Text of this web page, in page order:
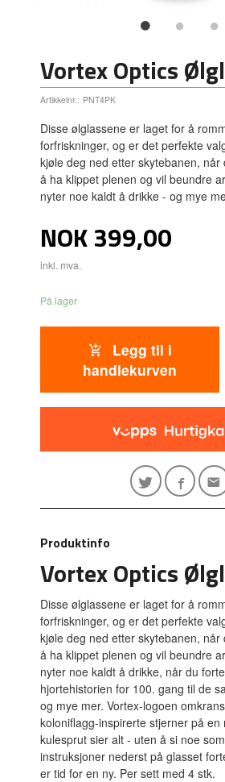
Vortex Optics
Artikkelnr.: PNT4PK
Disse ølglassene er laget for å
forfriskninger, og er det perfekte
kjøle deg ned etter skytebanen,
å ha klippet plenen og vil beundre
nyter noe kaldt å drikke - og mye
Pris
NOK399,00
inkl. mva.
På lager
Legg til i
handlekurven
Produktinfo
Vortex Optics
Disse ølglassene er laget for å
forfriskninger, og er det perfekte
kjøle deg ned etter skytebanen,
å ha klippet plenen og vil beundre
nyter noe kaldt å drikke, når du
hjortehistorien for 100. gang til de
og mye mer. Vortex-logoen
koloniflagg-inspirerte stjerner på en
kulesprut sier alt - uten å si noe
instruksjoner nederst på glasset
er tid for en ny. Per sett med 4 stk.